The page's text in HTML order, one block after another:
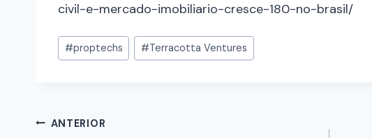
civil-e-mercado-imobiliario-cresce-180-no-brasil/
#proptechs #Terracotta Ventures
ANTERIOR